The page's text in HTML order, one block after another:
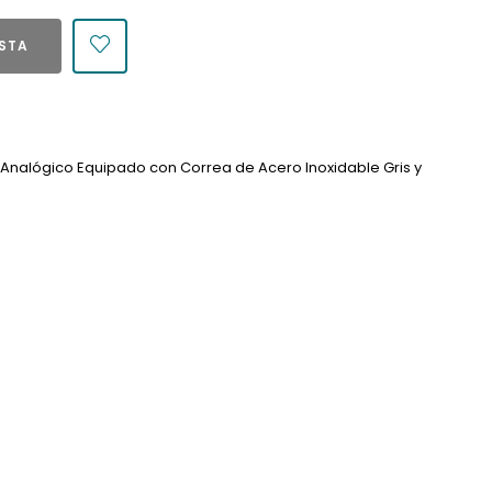
Equipado con Correa de Acero Inoxidable Gris y